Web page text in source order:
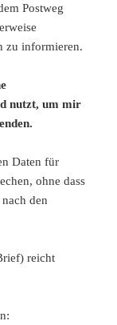
Postweg
zu informieren.
nutzt, um mir
Daten für
ohne dass
den
reicht